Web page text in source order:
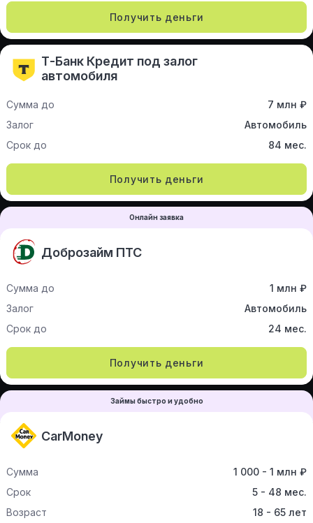
Получить деньги
Т-Банк Кредит под залог
автомобиля
Сумма до
7 млн ₽
Залог
Автомобиль
Срок до
84 мес.
Получить деньги
Онлайн заявка
Доброзайм ПТС
Сумма до
1 млн ₽
Залог
Автомобиль
Срок до
24 мес.
Получить деньги
Займы быстро и удобно
CarMoney
Сумма
1 000 - 1 млн ₽
Срок
5 - 48 мес.
Возраст
18 - 65 лет